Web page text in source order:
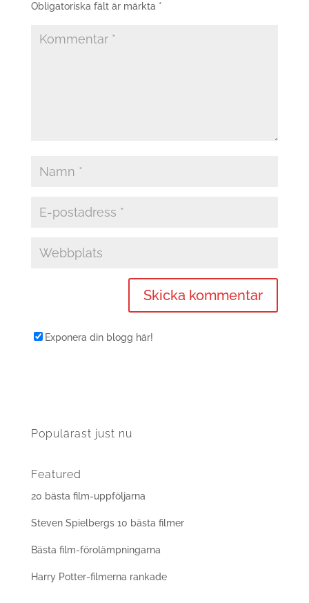
Obligatoriska fält är märkta *
Exponera din blogg här!
Populärast just nu
Featured
20 bästa film-uppföljarna
Steven Spielbergs 10 bästa filmer
Bästa film-förolämpningarna
Harry Potter-filmerna rankade